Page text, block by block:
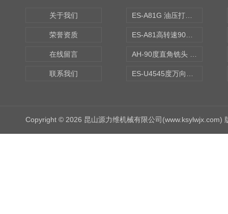
关于我们
荣誉资质
在线留言
联系我们
Copyright © 2026 昆山源力维机械有限公司(www.ksylwjx.com)